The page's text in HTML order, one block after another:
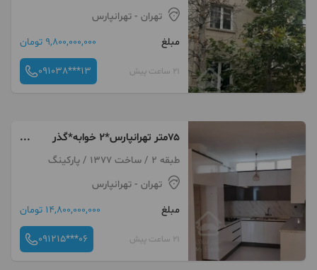
تهران - تهرانپارس
مبلغ
9,800,000,000 تومان
21 ساعت پیش 091038***13
۷۵متر تهرانپارس*۲ خوابه*گذر
پهن*قدرالسهم دار
طبقه 2 / ساخت 1377 / پارکینگ
تهران - تهرانپارس
مبلغ
14,800,000,000 تومان
21 ساعت پیش 091215***06